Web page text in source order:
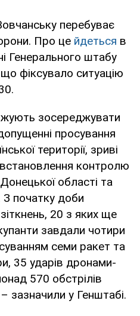
перебуває
Про це йдеться в
Генерального штабу
фіксувало ситуацію
зосереджувати
просування
території, зриві
контролю
області та
початку доби
20 з яких ще
завдали чотири
семи ракет та
35 ударів дронами-
570 обстрілів
зазначили у Генштабі.